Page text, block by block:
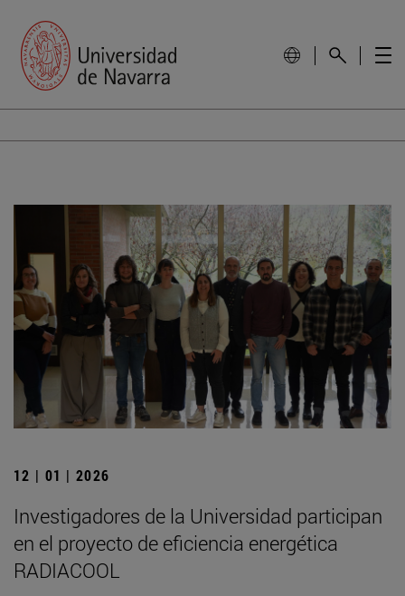
12 | 01 | 2026
Investigadores de la Universidad participan
en el proyecto de eficiencia energética
RADIACOOL